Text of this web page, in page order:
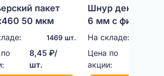
пакет
50 мкм
1469 шт.
8,45 ₽/
шт.
Шнур
6 мм с
35 см
На складе:
Цена по
акции: